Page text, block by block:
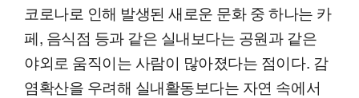
코로나로 인해 발생된 새로운 문화 중 하나는 카
페, 음식점 등과 같은 실내보다는 공원과 같은
야외로 움직이는 사람이 많아졌다는 점이다. 감
염확산을 우려해 실내활동보다는 자연 속에서